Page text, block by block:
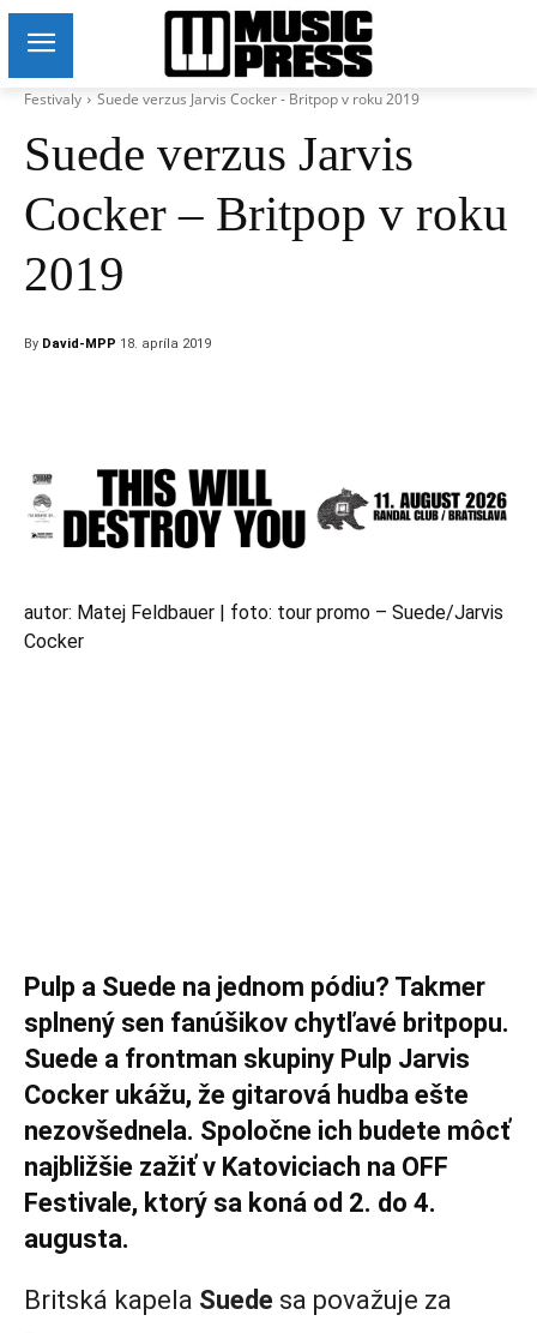
Festivaly Suede verzus Jarvis Cocker - Britpop v roku 2019
Suede verzus Jarvis
Cocker – Britpop v roku
2019
By David-MPP 18. apríla 2019
autor: Matej Feldbauer | foto: tour promo – Suede/Jarvis
Cocker
Pulp a Suede na jednom pódiu? Takmer
splnený sen fanúšikov chytľavé britpopu.
Suede a frontman skupiny Pulp Jarvis
Cocker ukážu, že gitarová hudba ešte
nezovšednela. Spoločne ich budete môcť
najbližšie zažiť v Katoviciach na OFF
Festivale, ktorý sa koná od 2. do 4.
augusta.
Britská kapela Suede sa považuje za